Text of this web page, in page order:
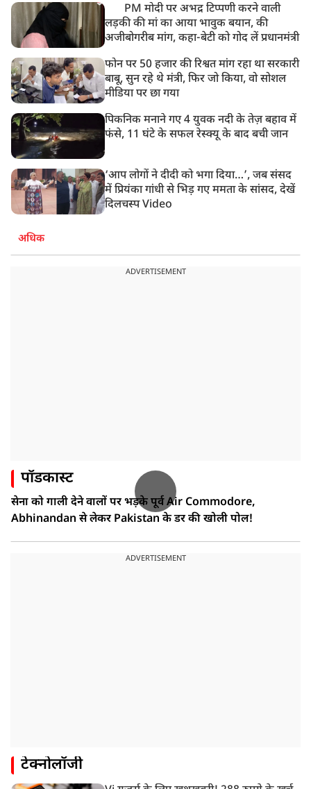
PM मोदी पर अभद्र टिप्पणी करने वाली
लड़की की मां का आया भावुक बयान, की
अजीबोगरीब मांग, कहा-बेटी को गोद लें प्रधानमंत्री
फोन पर 50 हजार की रिश्वत मांग रहा था सरकारी
बाबू, सुन रहे थे मंत्री, फिर जो किया, वो सोशल
मीडिया पर छा गया
पिकनिक मनाने गए 4 युवक नदी के तेज़ बहाव में
फंसे, 11 घंटे के सफल रेस्क्यू के बाद बची जान
‘आप लोगों ने दीदी को भगा दिया…’, जब संसद
में प्रियंका गांधी से भिड़ गए ममता के सांसद, देखें
दिलचस्प Video
अधिक
ADVERTISEMENT
पॉडकास्ट
सेना को गाली देने वालों पर भड़के पूर्व Air Commodore,
Abhinandan से लेकर Pakistan के डर की खोली पोल!
ADVERTISEMENT
टेक्नोलॉजी